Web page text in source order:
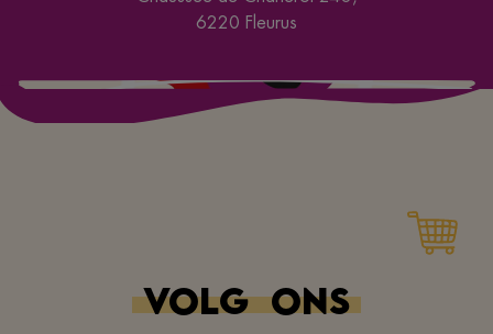
6220 Fleurus
VOLG ONS